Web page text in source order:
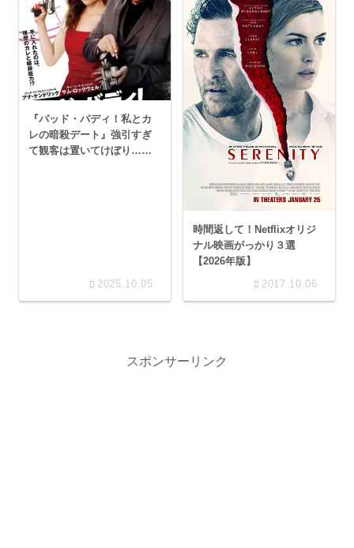
『バッド・バディ！私とカ
レの暗殺デート』強引すぎ
て観客は置いてけぼり…ま
2025.10.05
時間返して！Netflixオリジ
ナル映画がっかり３選
【2026年版】
2017.10.06
スポンサーリンク